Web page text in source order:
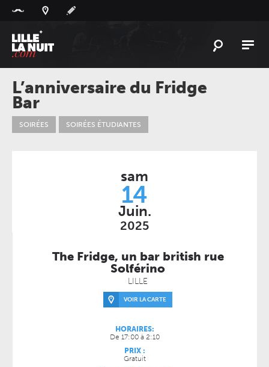
L' ACTU
L'AGENDA
LESLIEUX
L’anniversaire du Fridge
Bar
SOIRÉES SOIRÉES ÉTUDIANTES
sam
14
Juin.
2025
The Fridge, un bar british rue
Solférino
LILLE
VOIR LA CARTE
HORAIRES:
De 17:00 à 2:10
PRIX :
Gratuit
Panneau de gestion des cookies